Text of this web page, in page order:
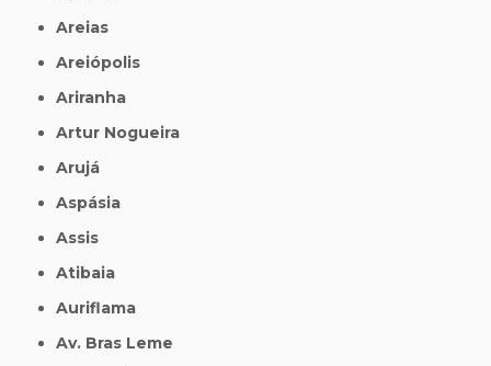
Areias
Areiópolis
Ariranha
Artur Nogueira
Arujá
Aspásia
Assis
Atibaia
Auriflama
Av. Bras Leme